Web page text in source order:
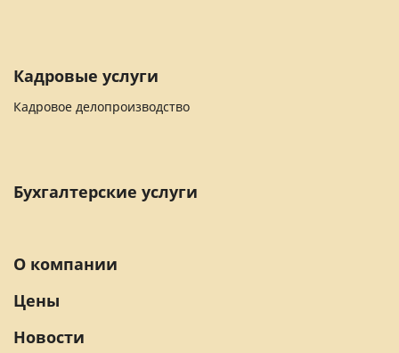
Кадровые услуги
Кадровое делопроизводство
Бухгалтерские услуги
О компании
Цены
Новости